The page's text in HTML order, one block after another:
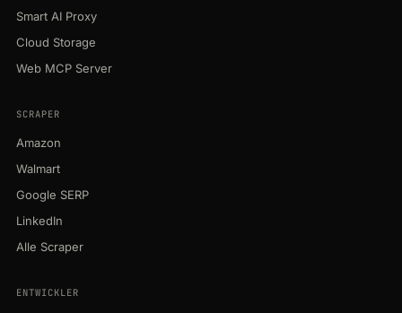
Smart AI Proxy
Cloud Storage
Web MCP Server
SCRAPER
Amazon
Walmart
Google SERP
LinkedIn
Alle Scraper
ENTWICKLER